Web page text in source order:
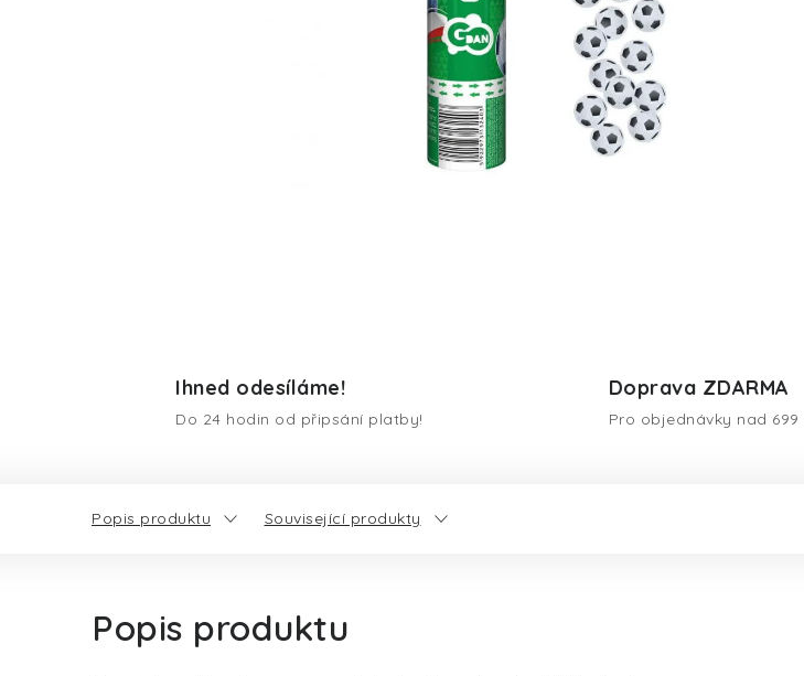
Ihned odesíláme!
Do 24 hodin od připsání platby!
Doprava ZDARMA
Pro objednávky nad 699
Popis produktu Související produkty
Popis produktu